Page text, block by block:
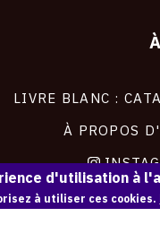
LIVRE BLANC :
À PROPOS
d'utilisation à
à utiliser ces cookies.